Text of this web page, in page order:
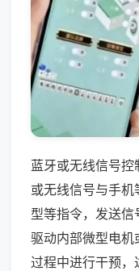
蓝牙或无线信号
或无线信号与手
型等指令，发送
驱动内部微型电
过程中进行干预，